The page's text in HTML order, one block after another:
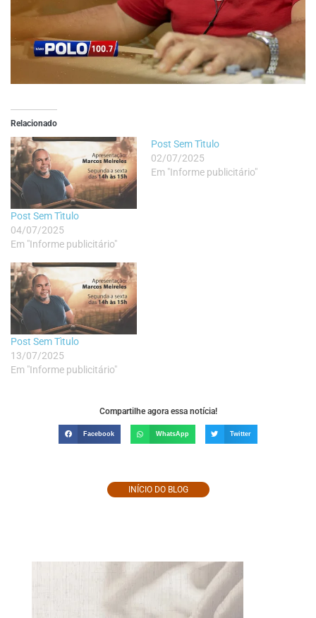
Relacionado
Post Sem Tìtulo
04/07/2025
Em "Informe publicitário"
Post Sem Tìtulo
02/07/2025
Em "Informe publicitário"
Post Sem Tìtulo
13/07/2025
Em "Informe publicitário"
Compartilhe agora essa notícia!
Facebook WhatsApp Twitter
INÍCIO DO BLOG